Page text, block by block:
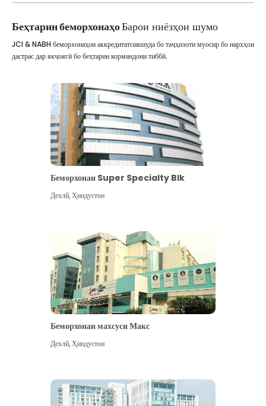
Беҳтарин беморхонаҳоБарои ниёзҳои шумо
JCI & NABH беморхонаҳои аккредитатсияшуда бо таҷҳизоти муосир бо нархҳои
дастрас дар якҷоягӣ бо беҳтарин кормандони тиббӣ.
Беморхонаи Super Specialty Blk
Дехлй,Ҳиндустон
Беморхонаи махсуси Макс
Дехлй,Ҳиндустон